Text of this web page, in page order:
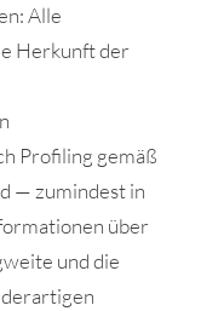
Alle
Herkunft der
Profiling gemäß
— zumindest in
über
und die